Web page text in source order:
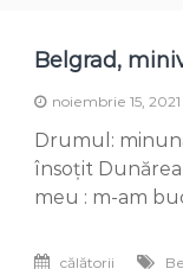
Belgrad,
noiembrie 15, 2021
Drumul:
însoțit Dunărea
meu : m-am
călătorii